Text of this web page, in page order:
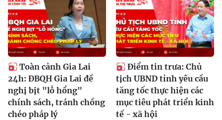
Toàn cảnh Gia Lai
24h: ĐBQH Gia Lai đề
nghị bịt "lỗ hổng"
chính sách, tránh chồng
chéo pháp lý
Điểm tin trưa: Chủ
tịch UBND tỉnh yêu cầu
tăng tốc thực hiện các
mục tiêu phát triển kinh
tế - xã hội